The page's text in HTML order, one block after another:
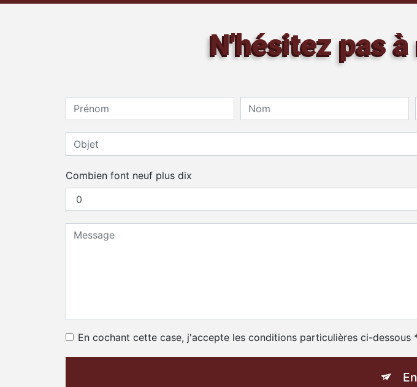
N'hésitez pas
Combien font neuf plus dix
En cochant cette case, j'accepte les conditions particulières ci-dessous